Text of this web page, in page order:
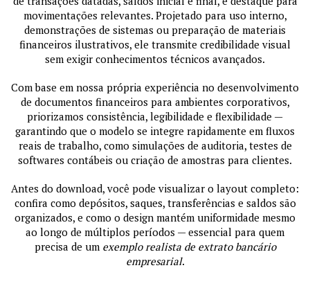
movimentações relevantes. Projetado para uso interno,
demonstrações de sistemas ou preparação de materiais
financeiros ilustrativos, ele transmite credibilidade visual
sem exigir conhecimentos técnicos avançados.
Com base em nossa própria experiência no desenvolvimento
de documentos financeiros para ambientes corporativos,
priorizamos consistência, legibilidade e flexibilidade —
garantindo que o modelo se integre rapidamente em fluxos
reais de trabalho, como simulações de auditoria, testes de
softwares contábeis ou criação de amostras para clientes.
Antes do download, você pode visualizar o layout completo:
confira como depósitos, saques, transferências e saldos são
organizados, e como o design mantém uniformidade mesmo
ao longo de múltiplos períodos — essencial para quem
precisa de um exemplo realista de extrato bancário
empresarial.